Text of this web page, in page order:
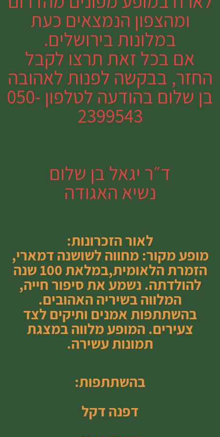
ומהצפון הנמצאים כעת
במלונות בירושלים.
אם בכל זאת תרצו לקבל
החזר, בבקשה לפנות לאהובה
בן שלום בהודעה לטלפון 050-
2399543
ד״ר יגאל בן שלום
נשיא האגודה
לאור הזכרונות:
מופע מקור: מחווה לשושנה דמארי,
הזמרת הלאומית,במלאת 100 שנה
להולדתה. נשמע את סיפור חייה,
המלווה בשיריה האהובים.
בהשתתפות אמנים ותיקים לצד
צעירים. המופע מלווה במצגת
תמונות עשירה.
בהשתתפות:
דפנה דקל